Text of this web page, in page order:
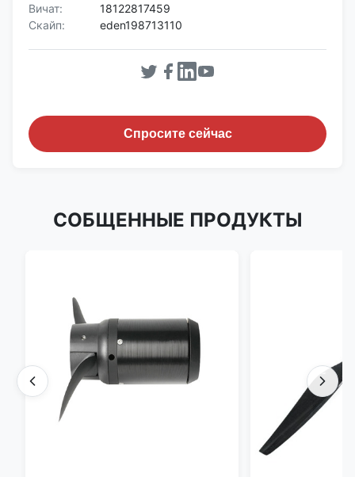
Вичат:
18122817459
Скайп:
eden198713110
Спросите сейчас
СОБЩЕННЫЕ ПРОДУКТЫ